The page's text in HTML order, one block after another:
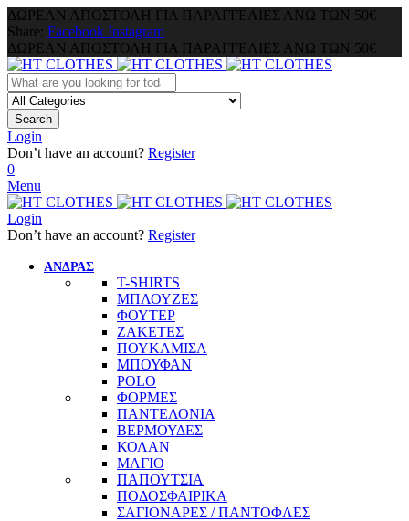
ΔΩΡΕΑΝ ΑΠΟΣΤΟΛΗ ΓΙΑ ΠΑΡΑΓΓΕΛΙΕΣ ΑΝΩ ΤΩΝ 50€
Share: Facebook Instagram
ΔΩΡΕΑΝ ΑΠΟΣΤΟΛΗ ΓΙΑ ΠΑΡΑΓΓΕΛΙΕΣ ΑΝΩ ΤΩΝ 50€
Search
Login
Don’t have an account? Register
0
Menu
Login
Don’t have an account? Register
ΑΝΔΡΑΣ
T-SHIRTS
ΜΠΛΟΥΖΕΣ
ΦΟΥΤΕΡ
ΖΑΚΕΤΕΣ
ΠΟΥΚΑΜΙΣΑ
ΜΠΟΥΦΑΝ
POLO
ΦΟΡΜΕΣ
ΠΑΝΤΕΛΟΝΙΑ
ΒΕΡΜΟΥΔΕΣ
ΚΟΛΑΝ
ΜΑΓΙΟ
ΠΑΠΟΥΤΣΙΑ
ΠΟΔΟΣΦΑΙΡΙΚΑ
ΣΑΓΙΟΝΑΡΕΣ / ΠΑΝΤΟΦΛΕΣ